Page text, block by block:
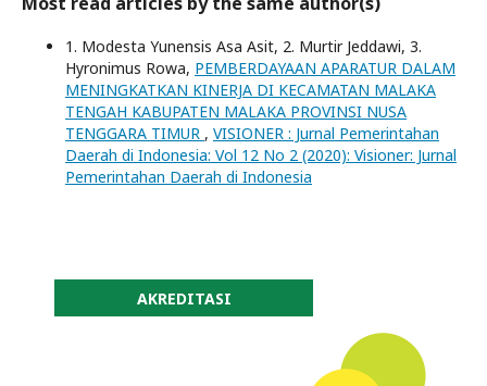
1. Modesta Yunensis Asa Asit, 2. Murtir Jeddawi, 3.
Hyronimus Rowa, PEMBERDAYAAN APARATUR DALAM
MENINGKATKAN KINERJA DI KECAMATAN MALAKA
TENGAH KABUPATEN MALAKA PROVINSI NUSA
TENGGARA TIMUR , VISIONER : Jurnal Pemerintahan
Daerah di Indonesia: Vol 12 No 2 (2020): Visioner: Jurnal
Pemerintahan Daerah di Indonesia
AKREDITASI